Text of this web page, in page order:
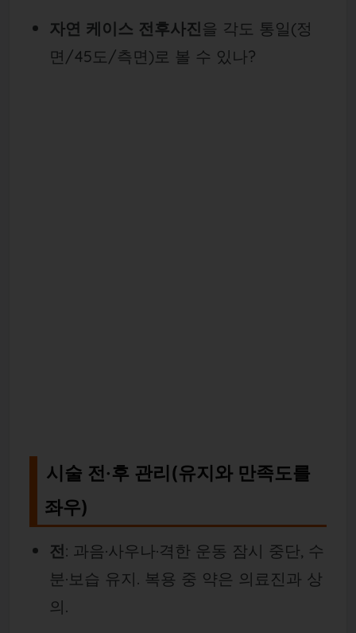
자연 케이스 전후사진을 각도 통일(정
면/45도/측면)로 볼 수 있나?
시술 전·후 관리(유지와 만족도를
좌우)
전: 과음·사우나·격한 운동 잠시 중단, 수
분·보습 유지. 복용 중 약은 의료진과 상
의.